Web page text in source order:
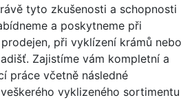
tyto zkušenosti a schopnosti
a poskytneme při
při vyklízení krámů nebo
Zajistíme vám kompletní a
práce včetně následné
vyklizeného sortimentu